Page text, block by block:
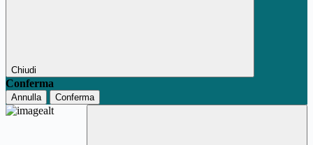
Chiudi
Conferma
Annulla Conferma